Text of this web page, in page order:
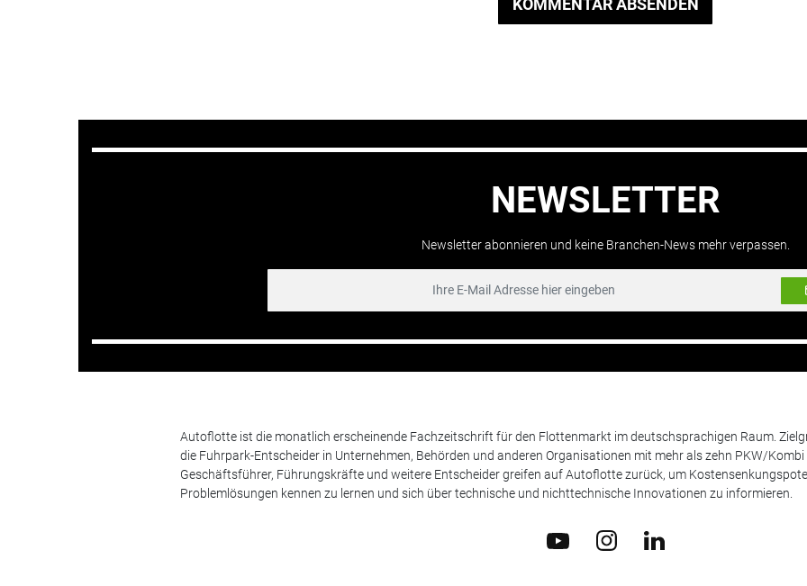
KOMMENTAR ABSENDEN
NEWSLETTER
Newsletter abonnieren und keine Branchen-News mehr verpassen.
Autoflotte ist die monatlich erscheinende Fachzeitschrift für den Flottenmarkt im deutschsprachigen Raum.
die Fuhrpark-Entscheider in Unternehmen, Behörden und anderen Organisationen mit mehr als zehn PKW/
Geschäftsführer, Führungskräfte und weitere Entscheider greifen auf Autoflotte zurück, um
Problemlösungen kennen zu lernen und sich über technische und nichttechnische Innovationen zu informieren.